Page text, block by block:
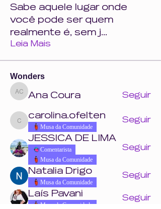
Sabe aquele lugar onde
você pode ser quem
realmente é, sem j...
Leia Mais
Wonders
Ana Coura
Ana Coura Seguir
carolina.ofelten
carolina.ofelten
Musa da Comunidade
Seguir
JESSICA DE LIMA
Comentarista
Musa da Comunidade
Seguir
Natalia Drigo
Musa da Comunidade
Seguir
Laís Pavani
Musa da Comunidade
Seguir